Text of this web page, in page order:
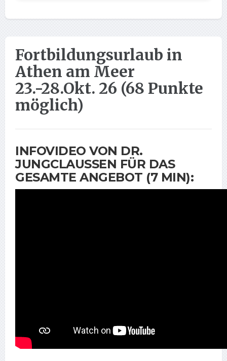
Fortbildungsurlaub in
Athen am Meer
23.-28.Okt. 26 (68 Punkte
möglich)
INFOVIDEO VON DR.
JUNGCLAUSSEN FÜR DAS
GESAMTE ANGEBOT (7 MIN):